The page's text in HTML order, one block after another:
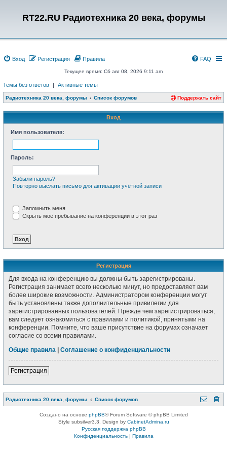
RT22.RU Радиотехника 20 века, форумы
Вход Регистрация FAQ
Правила
Текущее время: Сб авг 08, 2026 9:11 am
Темы без ответов | Активные темы
Радиотехника 20 века, форумы Список форумов Поддержать сайт
Вход
Имя пользователя:
Пароль:
Забыли пароль?
Повторно выслать письмо для активации учётной записи
Запомнить меня
Скрыть моё пребывание на конференции в этот раз
Регистрация
Для входа на конференцию вы должны быть зарегистрированы.
Регистрация занимает всего несколько минут, но предоставляет вам
более широкие возможности. Администратором конференции могут
быть установлены также дополнительные привилегии для
зарегистрированных пользователей. Прежде чем зарегистрироваться,
вам следует ознакомиться с правилами и политикой, принятыми на
конференции. Помните, что ваше присутствие на форумах означает
согласие со всеми правилами.
Общие правила
Соглашение о конфиденциальности
Регистрация
Радиотехника 20 века, форумы Список форумов
Создано на основе phpBB® Forum Software © phpBB Limited
Style subsilver3.3. Design by CabinetAdmina.ru
Русская поддержка phpBB
Конфиденциальность| Правила